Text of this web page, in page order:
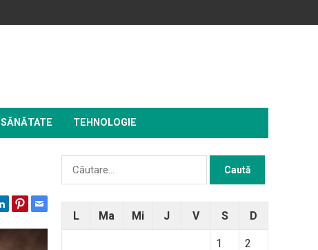
SĂNĂTATE TEHNOLOGIE
Caută
L Ma Mi J V S D
1 2